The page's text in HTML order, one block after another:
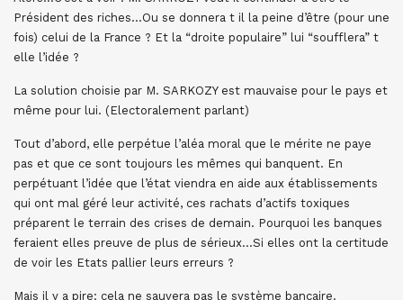
Président des riches…Ou se donnera t il la peine d’être (pour une
fois) celui de la France ? Et la “droite populaire” lui “soufflera” t
elle l’idée ?
La solution choisie par M. SARKOZY est mauvaise pour le pays et
même pour lui. (Electoralement parlant)
Tout d’abord, elle perpétue l’aléa moral que le mérite ne paye
pas et que ce sont toujours les mêmes qui banquent. En
perpétuant l’idée que l’état viendra en aide aux établissements
qui ont mal géré leur activité, ces rachats d’actifs toxiques
préparent le terrain des crises de demain. Pourquoi les banques
feraient elles preuve de plus de sérieux…Si elles ont la certitude
de voir les Etats pallier leurs erreurs ?
Mais il y a pire: cela ne sauvera pas le système bancaire.